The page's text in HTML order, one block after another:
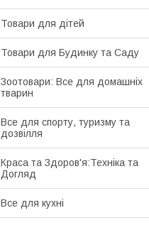
Товари для дітей
Товари для Будинку та Саду
Зоотовари: Все для домашніх
тварин
Все для спорту, туризму та
дозвілля
Краса та Здоров'я:Техніка та
Догляд
Все для кухні